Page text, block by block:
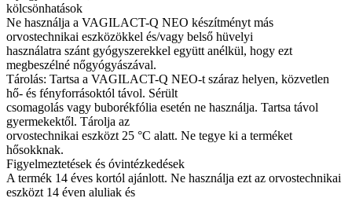
kölcsönhatások
Ne használja a VAGILACT-Q NEO készítményt más
orvostechnikai eszközökkel és/vagy belső hüvelyi
használatra szánt gyógyszerekkel együtt anélkül, hogy ezt
megbeszélné nőgyógyászával.
Tárolás: Tartsa a VAGILACT-Q NEO-t száraz helyen, közvetlen
hő- és fényforrásoktól távol. Sérült
csomagolás vagy buborékfólia esetén ne használja. Tartsa távol
gyermekektől. Tárolja az
orvostechnikai eszközt 25 °C alatt. Ne tegye ki a terméket
hősokknak.
Figyelmeztetések és óvintézkedések
A termék 14 éves kortól ajánlott. Ne használja ezt az orvostechnikai
eszközt 14 éven aluliak és